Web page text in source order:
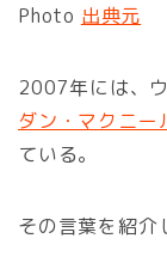
Photo 出典元
2007年には、
ダン・マクニー
ている。
その言葉を紹介